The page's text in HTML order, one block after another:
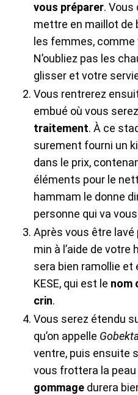
vous préparer. Vous
mettre en maillot de
les femmes,
N’oubliez pas les
glisser et votre
Vous rentrerez
embué où vous serez
traitement. À ce
surement fourni un
dans le prix,
éléments pour le
hammam le donne
personne qui va
Après vous être
min à l’aide de votre
sera bien ramollie et
KESE, qui est le nom
crin.
Vous serez étendu
qu’on appelle
ventre, puis ensuite
vous frottera la peau
gommage durera